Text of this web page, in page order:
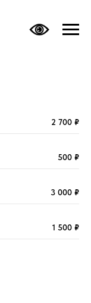
2 700 ₽
500 ₽
3 000 ₽
1 500 ₽